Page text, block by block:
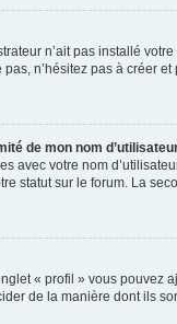
n’ait pas installé
n’hésitez pas à créer
de mon nom
avec votre nom
statut sur le forum. La
« profil » vous pouvez
de la manière dont ils